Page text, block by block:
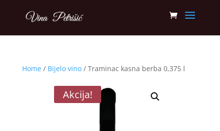
Home/ Bijelo vino/ Traminac kasna berba 0,375 l
Akcija!